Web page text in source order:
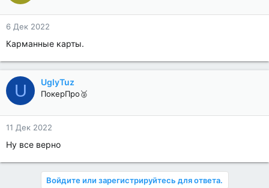
6 Дек 2022
Карманные карты.
U UglyTuz
ПокерПро🥈
11 Дек 2022
Ну все верно
Войдите или зарегистрируйтесь для ответа.